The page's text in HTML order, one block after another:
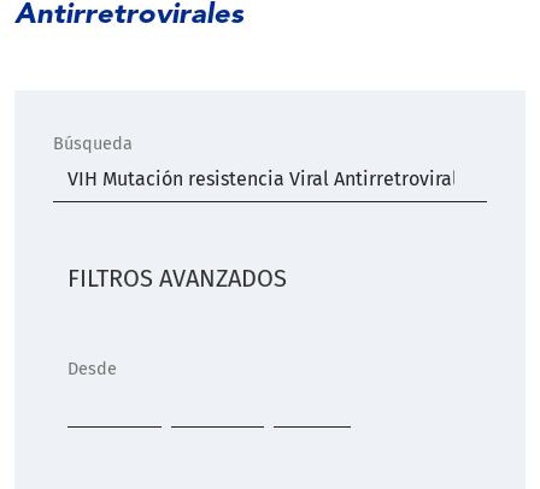
Antirretrovirales
Búsqueda
FILTROS AVANZADOS
Desde